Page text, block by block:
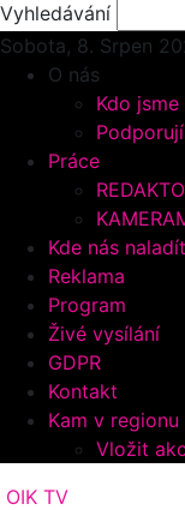
Vyhledávání
Sobota, 8. Srpen
O nás
Kdo jsme
Práce
Kde nás
Reklama
Program
Živé vysílání
GDPR
Kontakt
Kam v regionu
Vložit
OIK TV